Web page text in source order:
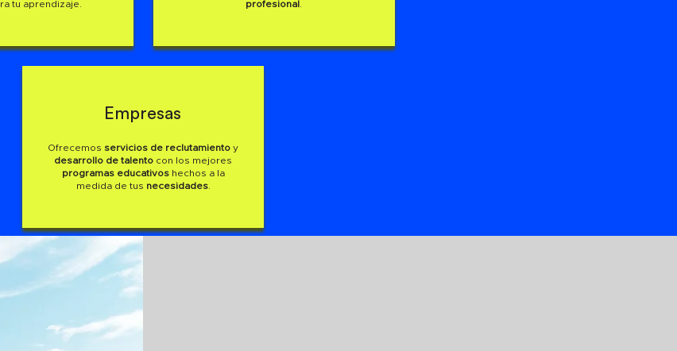
tu aprendizaje.
profesional
Empresas
Ofrecemos servicios de reclutamiento y
desarrollo de talento con los mejores
programas educativos hechos a la
medida de tus necesidades.